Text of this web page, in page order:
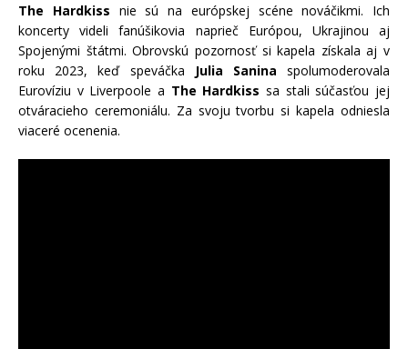
The Hardkiss nie sú na európskej scéne nováčikmi. Ich
koncerty videli fanúšikovia naprieč Európou, Ukrajinou aj
Spojenými štátmi. Obrovskú pozornosť si kapela získala aj v
roku 2023, keď speváčka
Julia Sanina spolumoderovala
Eurovíziu v Liverpoole a The Hardkiss sa stali súčasťou jej
otváracieho ceremoniálu. Za svoju tvorbu si kapela odniesla
viaceré ocenenia.